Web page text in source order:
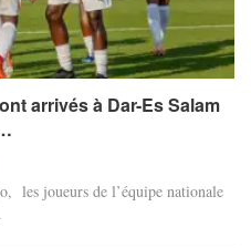
arrivés à Dar-Es Salam
les joueurs de l’équipe nationale